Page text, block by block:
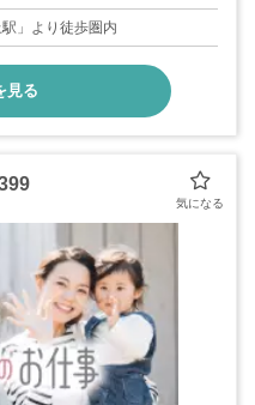
」より徒歩圏内
見る